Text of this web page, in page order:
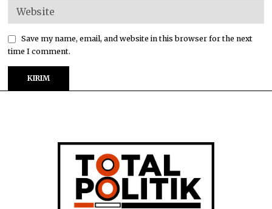
Save my name, email, and website in this browser for the next
time I comment.